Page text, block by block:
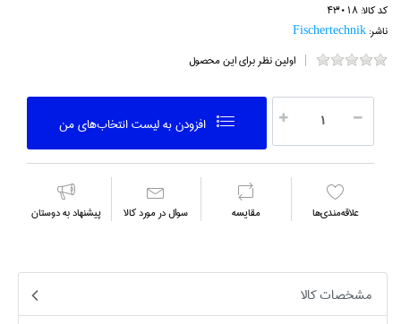
کد کالا:43018
ناشر:Fischertechnik
اولین نظر برای این محصول
افزودن به ليست انتخاب‌هاي من
علاقه‌مندي‌ها مقايسه سوال در مورد كالا پیشنهاد به دوستان
مشخصات کالا